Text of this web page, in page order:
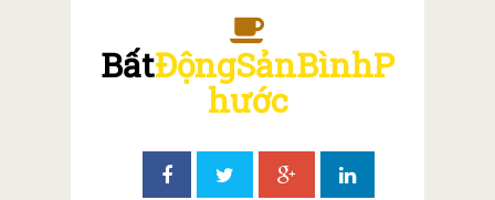
BấtĐộngSảnBìnhP
hước